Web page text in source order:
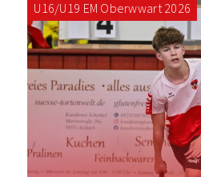
U16/U19 EM Oberwwart 2026